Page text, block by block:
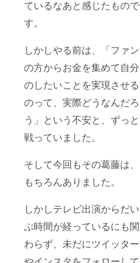
ているなあと感じたもので
す。
しかしやる前は、「ファン
の方からお金を集めて自分
のしたいことを実現させる
のって、実際どうなんだろ
う」という不安と、ずっと
戦っていました。
そして今回もその葛藤は、
もちろんありました。
しかしテレビ出演からだい
ぶ時間が経っているにも関
わらず、未だにツイッター